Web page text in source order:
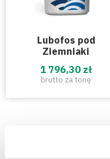
Lubofos pod
Ziemniaki
1 796,30 zł
brutto za tonę